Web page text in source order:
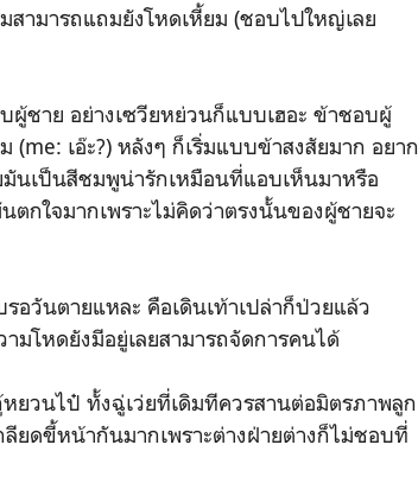
ามารถแถมยังโหดเหี้ยม (ชอบไปใหญ่เลย
ย อย่างเซวียหย่วนก็แบบเฮอะ ข้าชอบผู้
เอ๊ะ?) หลังๆ ก็เริ่มแบบข้าสงสัยมาก อยาก
มันเป็นสีชมพูน่ารักเหมือนที่แอบเห็นมาหรือ
ตกใจมากเพราะไม่คิดว่าตรงนั้นของผู้ชายจะ
นตายแหละ คือเดินเท้าเปล่าก็ป่วยแล้ว
มโหดยังมีอยู่เลยสามารถจัดการคนได้
วนไป๋ ทั้งฉู่เว่ยที่เดิมทีควรสานต่อมิตรภาพลูก
ยดขี้หน้ากันมากเพราะต่างฝ่ายต่างก็ไม่ชอบที่